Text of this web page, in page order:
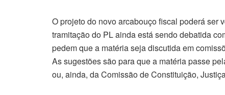
O projeto do novo arcabouço fiscal poderá ser
tramitação do PL ainda está sendo debatida
pedem que a matéria seja discutida em
As sugestões são para que a matéria passe
ou, ainda, da Comissão de Constituição,